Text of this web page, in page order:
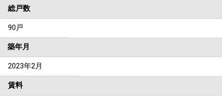
総戸数
90戸
築年月
2023年2月
賃料